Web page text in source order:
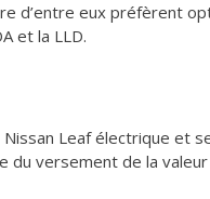
d’entre eux préfèrent
et la LLD.
Leaf électrique et
versement de la